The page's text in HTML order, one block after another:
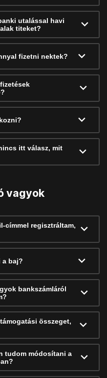
utalással havi
titeket?
fizetni nektek?
itt válasz, mit
vagyok
címmel regisztráltam,
a baj?
bankszámláról
összeget,
tudom módosítani a